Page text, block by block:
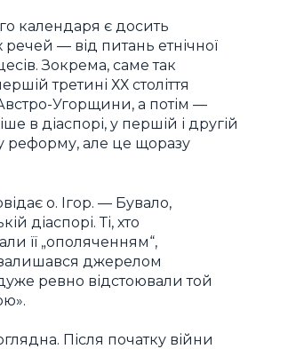
календаря є досить
— від питань етнічної
Зокрема, саме так
третині ХХ століття
Австро-Угорщини, а потім —
в діаспорі, у першій і другій
реформу, але це щоразу
о. Ігор. — Бувало,
діаспорі. Ті, хто
її „ополяченням“,
залишався джерелом
ревно відстоювали той
Після початку війни